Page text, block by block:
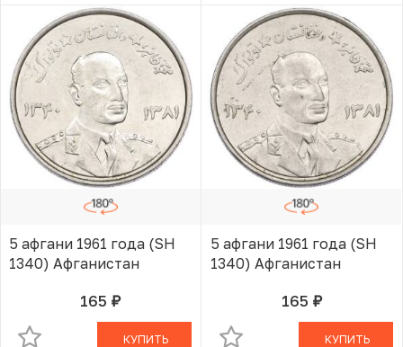
5 афгани 1961 года (SH
1340) Афганистан
165 руб.В КОРЗИНЕ
КУПИТЬ
5 афгани 1961 года (SH
1340) Афганистан
165 руб.В КОРЗИНЕ
КУПИТЬ